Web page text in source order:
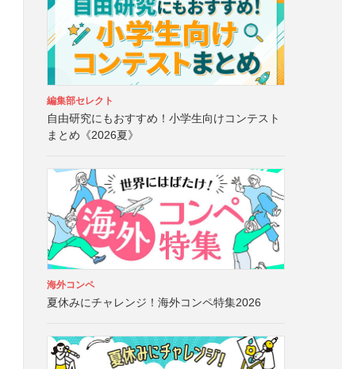
編集部セレクト
自由研究にもおすすめ！小学生向けコンテスト
まとめ《2026夏》
海外コンペ
夏休みにチャレンジ！海外コンペ特集2026